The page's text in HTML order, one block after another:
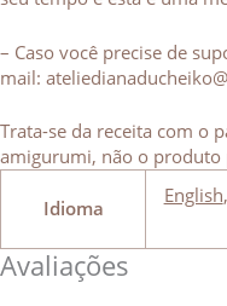
– Caso você precise de
mail:
Trata-se da receita com o
amigurumi, não o produto
Idioma
English,
Avaliações